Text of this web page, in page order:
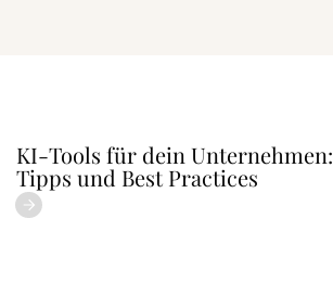
KI-Tools für dein Unternehmen:
Tipps und Best Practices